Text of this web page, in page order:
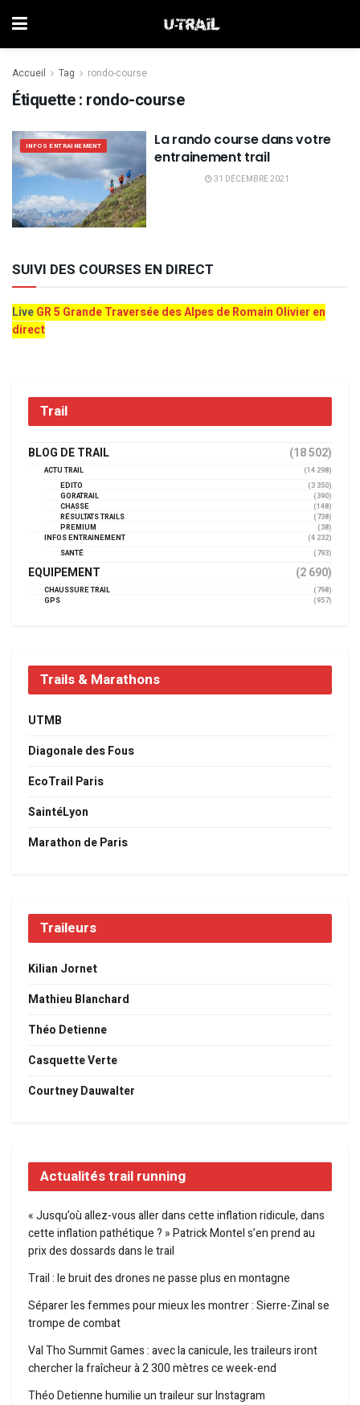
Accueil Tag rondo-course
Étiquette : rondo-course
INFOS ENTRAINEMENT
La rando course dans votre
entrainement trail
31 DÉCEMBRE 2021
SUIVI DES COURSES EN DIRECT
LiveGR 5 Grande Traversée des Alpes de Romain Olivier en
direct
Trail
BLOG DE TRAIL (18 502)
ACTU TRAIL
(14 298)
EDITO
(3 350)
GORATRAIL
(390)
CHASSE
(148)
RÉSULTATS TRAILS
(738)
PREMIUM
(38)
INFOS ENTRAINEMENT
(4 232)
SANTÉ
(793)
EQUIPEMENT (2 690)
CHAUSSURE TRAIL
(798)
GPS
(957)
Trails & Marathons
UTMB
Diagonale des Fous
EcoTrail Paris
SaintéLyon
Marathon de Paris
Traileurs
Kilian Jornet
Mathieu Blanchard
Théo Detienne
Casquette Verte
Courtney Dauwalter
Actualités trail running
« Jusqu’où allez-vous aller dans cette inflation ridicule, dans
cette inflation pathétique ? » Patrick Montel s’en prend au
prix des dossards dans le trail
Trail : le bruit des drones ne passe plus en montagne
Séparer les femmes pour mieux les montrer : Sierre-Zinal se
trompe de combat
Val Tho Summit Games : avec la canicule, les traileurs iront
chercher la fraîcheur à 2 300 mètres ce week-end
Théo Detienne humilie un traileur sur Instagram